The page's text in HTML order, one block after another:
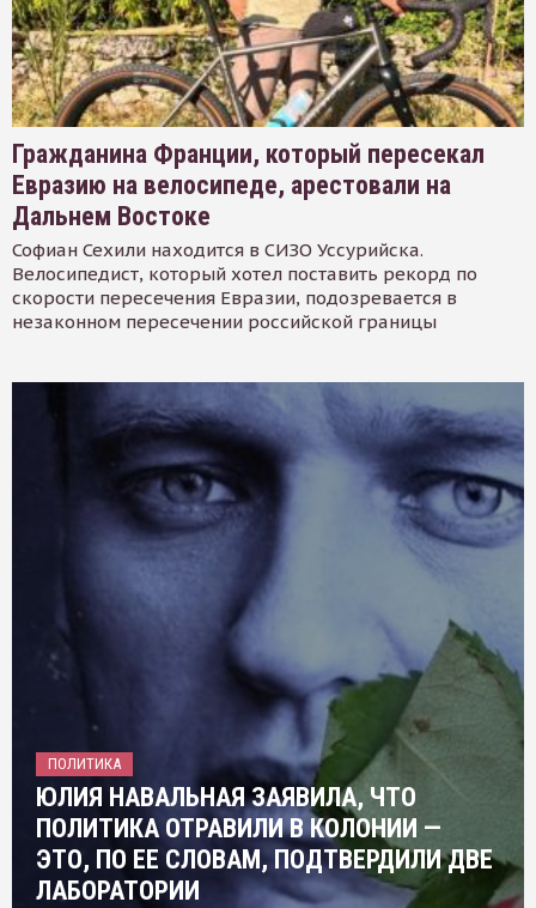
Гражданина Франции, который пересекал
Евразию на велосипеде, арестовали на
Дальнем Востоке
Софиан Сехили находится в СИЗО Уссурийска.
Велосипедист, который хотел поставить рекорд по
скорости пересечения Евразии, подозревается в
незаконном пересечении российской границы
ПОЛИТИКА
ЮЛИЯ НАВАЛЬНАЯ ЗАЯВИЛА, ЧТО
ПОЛИТИКА ОТРАВИЛИ В КОЛОНИИ —
ЭТО, ПО ЕЕ СЛОВАМ, ПОДТВЕРДИЛИ ДВЕ
ЛАБОРАТОРИИ